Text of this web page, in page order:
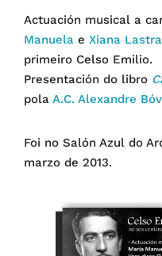
Actuación musical a
Manuela e Xiana Lastra
primeiro Celso Emilio.
Presentación do libro
pola A.C. Alexandre
Foi no Salón Azul do
marzo de 2013.